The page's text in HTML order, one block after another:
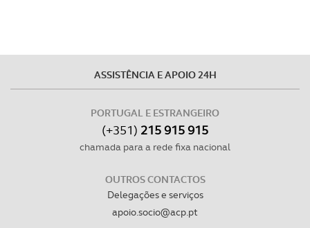
ASSISTÊNCIA E APOIO 24H
PORTUGAL E ESTRANGEIRO
(+351) 215 915 915
chamada para a rede fixa nacional
OUTROS CONTACTOS
Delegações e serviços
apoio.socio@acp.pt